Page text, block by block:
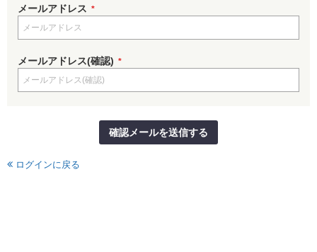
メールアドレス *
メールアドレス(確認) *
確認メールを送信する
ログインに戻る